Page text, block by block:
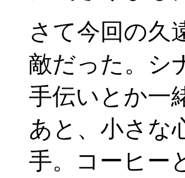
さて今回の久
敵だった。シ
手伝いとか一
あと、小さな
手。コーヒ